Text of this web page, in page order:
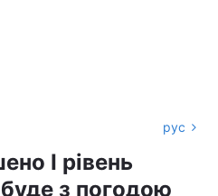
рус
І рівень
з погодою